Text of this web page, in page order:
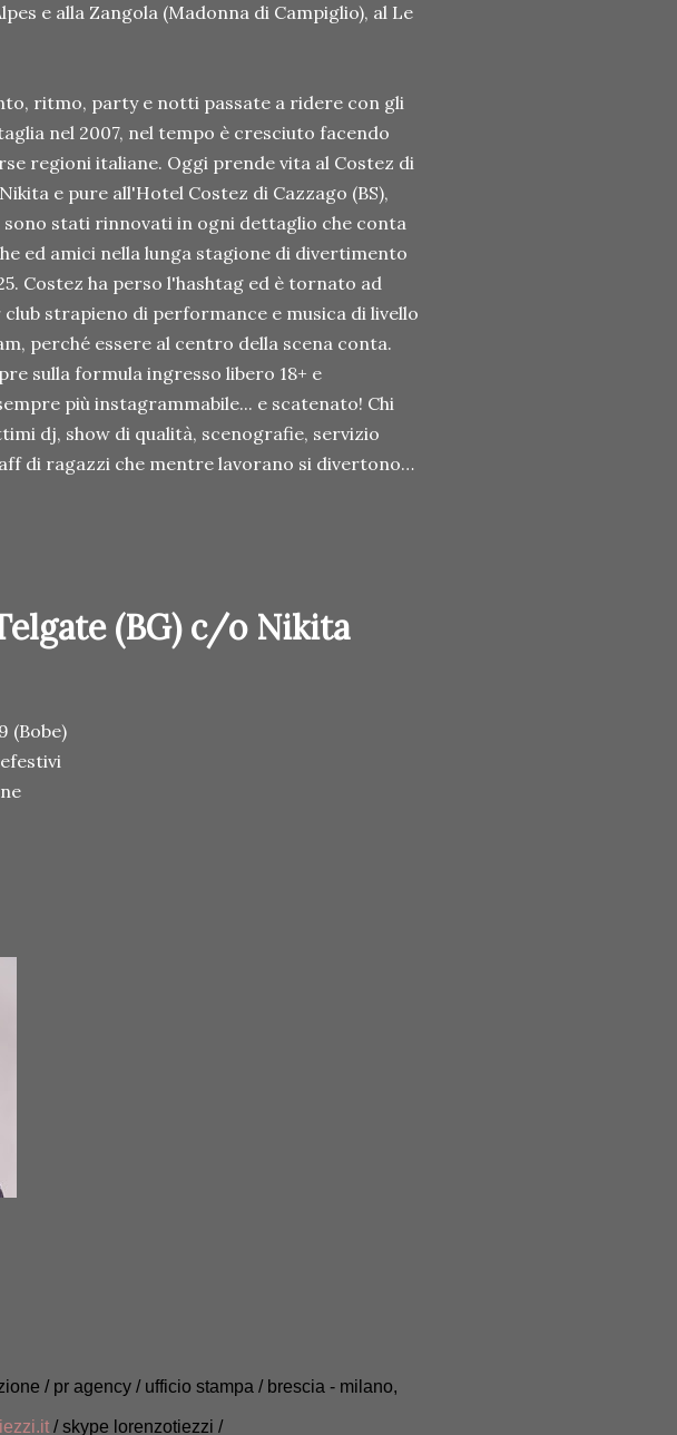
e alla Zangola (Madonna di Campiglio), al Le
ritmo, party e notti passate a ridere con gli
nel 2007, nel tempo è cresciuto facendo
regioni italiane. Oggi prende vita al Costez di
e pure all'Hotel Costez di Cazzago (BS),
stati rinnovati in ogni dettaglio che conta
ed amici nella lunga stagione di divertimento
Costez ha perso l'hashtag ed è tornato ad
strapieno di performance e musica di livello
perché essere al centro della scena conta.
sulla formula ingresso libero 18+ e
più instagrammabile... e scatenato! Chi
dj, show di qualità, scenografie, servizio
di ragazzi che mentre lavorano si divertono…
(BG) c/o Nikita
(Bobe)
/ pr agency / ufficio stampa / brescia - milano,
/ skype lorenzotiezzi /